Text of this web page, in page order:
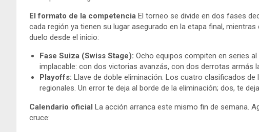
El formato de la competencia El torneo se divide en dos fases
cada región ya tienen su lugar asegurado en la etapa final,
duelo desde el inicio:
Fase Suiza (Swiss Stage): Ocho equipos compiten en series
implacable: con dos victorias avanzás, con dos derrotas armás
Playoffs: Llave de doble eliminación. Los cuatro clasificados
regionales. Un error te deja al borde de la eliminación; dos, te
Calendario oficial La acción arranca este mismo fin de semana.
cruce: